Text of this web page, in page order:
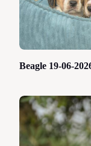
Beagle 19-06-